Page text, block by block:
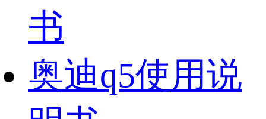
书
奥迪q5使用说